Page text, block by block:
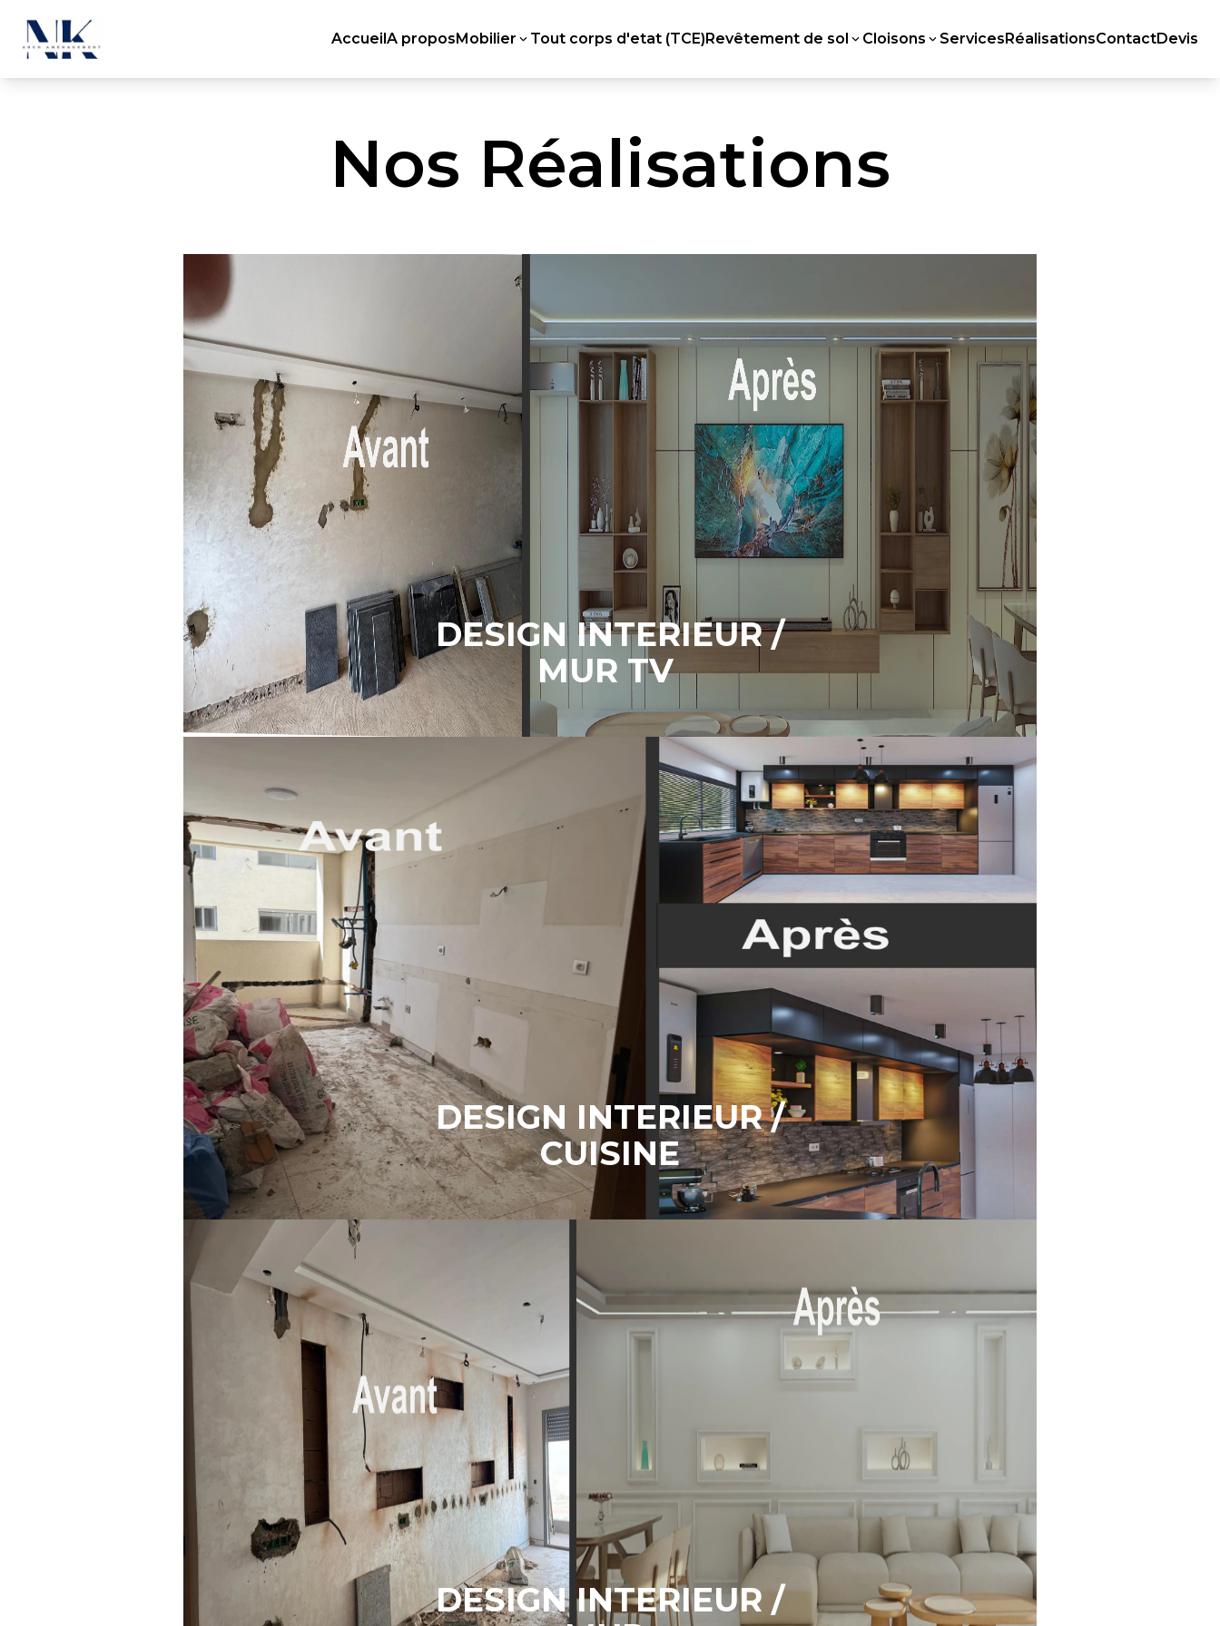
AccueilA proposMobilier Tout corps d'etat (TCE)Revêtement de sol Cloisons ServicesRéalisationsContactDevis
Nos Réalisations
DESIGN INTERIEUR /
MUR TV
DESIGN INTERIEUR /
CUISINE
DESIGN INTERIEUR /